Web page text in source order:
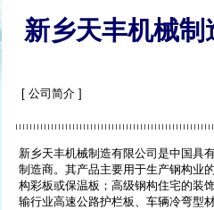
新乡天丰机械制
[ 公司简介 ]
新乡天丰机械制造有限公司是中国具
制造商。其产品主要用于生产钢构业
构彩板或保温板；高级钢构住宅的装
输行业高速公路护栏板、车辆冷弯型